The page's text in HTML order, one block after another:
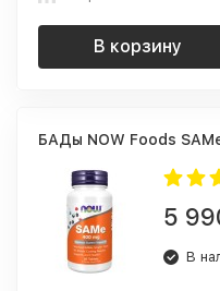
В корзину
БАДы NOW Foods
5
В